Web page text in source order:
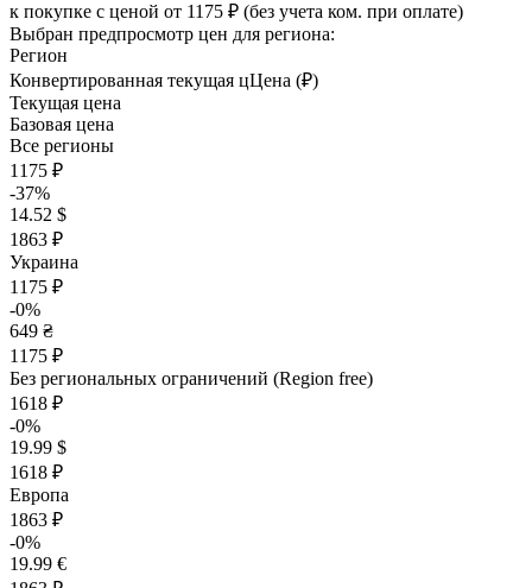
к покупке с ценой от 1175 ₽ (без учета ком. при оплате)
Выбран предпросмотр цен для региона:
Регион
Конвертированная текущая цЦена (₽)
Текущая цена
Базовая цена
Все регионы
1175 ₽
-37%
14.52 $
1863 ₽
Украина
1175 ₽
-0%
649 ₴
1175 ₽
Без региональных ограничений (Region free)
1618 ₽
-0%
19.99 $
1618 ₽
Европа
1863 ₽
-0%
19.99 €